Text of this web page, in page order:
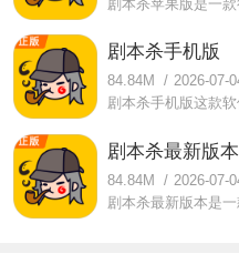
剧本杀手机版
84.84M / 2026-07-
剧本杀最新版本
84.84M / 2026-07-